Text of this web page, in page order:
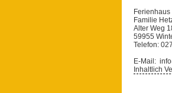
Familie
Alter Weg
59955
Telefon:
E-Mail:
Inhaltlich